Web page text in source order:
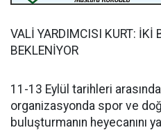
VALİ YARDIMCISI KURT: İKİ
BEKLENİYOR
11-13 Eylül tarihleri
organizasyonda spor ve
buluşturmanın heyecanını